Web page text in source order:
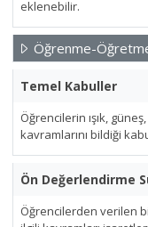
eklenebilir.
Öğrenme-Öğretme
Temel Kabuller
Öğrencilerin ışık,
kavramlarını bildiği
Ön Değerlendirme
Öğrencilerden verilen